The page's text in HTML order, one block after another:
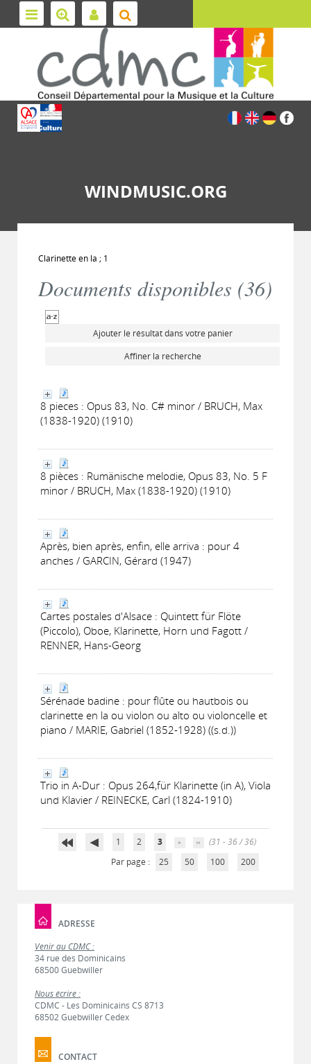
WINDMUSIC.ORG
Clarinette en la ; 1
Documents disponibles (36)
Ajouter le résultat dans votre panier
Affiner la recherche
8 pieces : Opus 83, No. C# minor / BRUCH, Max
(1838-1920) (1910)
8 pièces : Rumänische melodie, Opus 83, No. 5 F
minor / BRUCH, Max (1838-1920) (1910)
Après, bien après, enfin, elle arriva : pour 4
anches / GARCIN, Gérard (1947)
Cartes postales d'Alsace : Quintett für Flöte
(Piccolo), Oboe, Klarinette, Horn und Fagott /
RENNER, Hans-Georg
Sérénade badine : pour flûte ou hautbois ou
clarinette en la ou violon ou alto ou violoncelle et
piano / MARIE, Gabriel (1852-1928) ((s.d.))
Trio in A-Dur : Opus 264,für Klarinette (in A), Viola
und Klavier / REINECKE, Carl (1824-1910)
1 2 3
(31 - 36 / 36)
Par page :
25 50 100 200
ADRESSE
Venir au CDMC :
34 rue des Dominicains
68500 Guebwiller
Nous écrire :
CDMC - Les Dominicains CS 8713
68502 Guebwiller Cedex
CONTACT